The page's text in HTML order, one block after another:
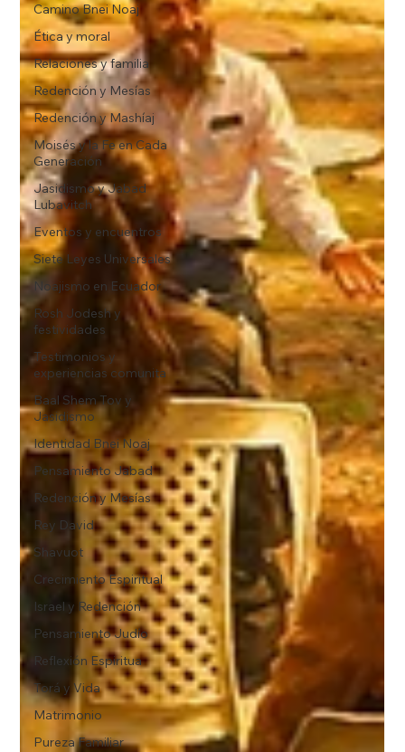
Camino Bnei Noaj
Ética y moral
Relaciones y familia
Redención y Mesías
Redención y Mashíaj
Moisés y la Fe en Cada
Generación
Jasidismo y Jabad
Lubavitch
Eventos y encuentros
Siete Leyes Universales
Noajismo en Ecuador
Rosh Jodesh y
festividades
Testimonios y
experiencias comunita
Baal Shem Tov y
Jasidismo
Identidad Bnei Noaj
Pensamiento Jabad
Redención y Mesías
Rey David
Shavuot
Crecimiento Espiritual
Israel y Redención
Pensamiento Judío
Reflexión Espiritua
Torá y Vida
Matrimonio
Pureza Familiar